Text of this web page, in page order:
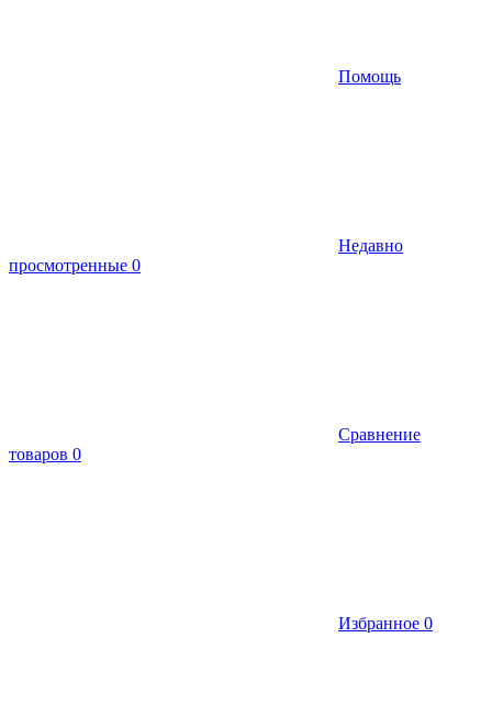
Помощь
Недавно
просмотренные 0
Сравнение
товаров 0
Избранное 0